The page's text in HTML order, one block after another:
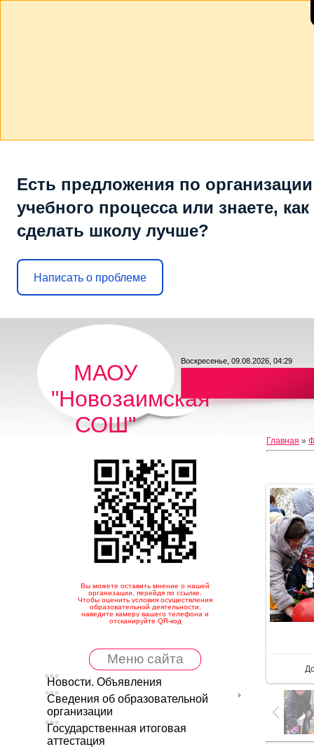
Есть предложения по организации
учебного процесса или знаете, как
сделать школу лучше?
Написать о проблеме
МАОУ
"Новозаимская
СОШ"
Воскресенье, 09.08.2026, 04:29
Вы можете оставить мнение о нашей
организации, перейдя по ссылке.
Чтобы оценить условия осуществления
образовательной деятельности,
наведите камеру вашего телефона и
отсканируйте QR-код
Меню сайта
Новости. Объявления
Сведения об образовательной
организации
Государственная итоговая
аттестация
Главная »